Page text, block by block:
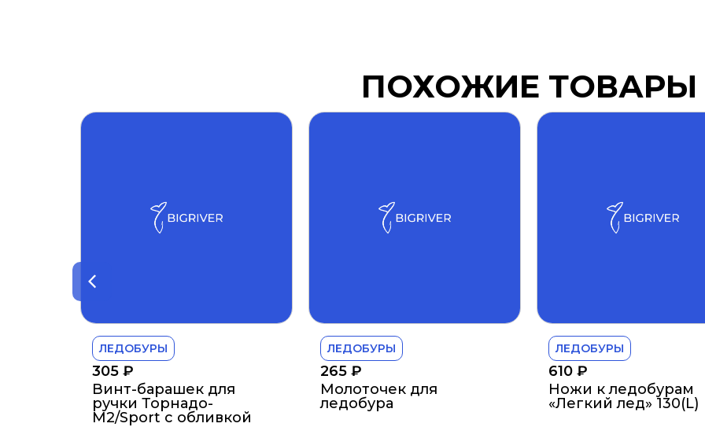
ПОХОЖИЕ ТОВАРЫ
ЛЕДОБУРЫ
305 ₽
Винт-барашек для
ручки Торнадо-
М2/Sport с обливкой
ЛЕДОБУРЫ
265 ₽
Молоточек для
ледобура
ЛЕДОБУРЫ
610 ₽
Ножи к ледобурам
«Легкий лед» 130(L)